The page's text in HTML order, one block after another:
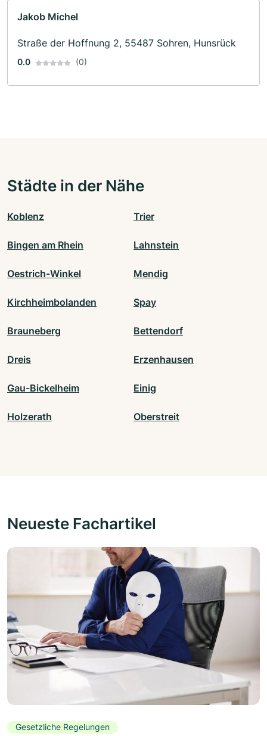
Jakob Michel
Straße der Hoffnung 2, 55487 Sohren, Hunsrück
0.0 (0)
Städte in der Nähe
Koblenz Trier
Bingen am Rhein Lahnstein
Oestrich-Winkel Mendig
Kirchheimbolanden Spay
Brauneberg Bettendorf
Dreis Erzenhausen
Gau-Bickelheim Einig
Holzerath Oberstreit
Neueste Fachartikel
Gesetzliche Regelungen